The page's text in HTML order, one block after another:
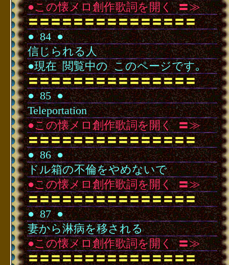
●この懐メロ創作歌詞を開く･〓≫
〓〓〓〓〓〓〓〓〓〓〓〓〓〓〓
●･84･●
信じられる人
●現在･閲覧中の･このページです｡
〓〓〓〓〓〓〓〓〓〓〓〓〓〓〓
●･85･●
Teleportation
●この懐メロ創作歌詞を開く･〓≫
〓〓〓〓〓〓〓〓〓〓〓〓〓〓〓
●･86･●
ドル箱の不倫をやめないで
●この懐メロ創作歌詞を開く･〓≫
〓〓〓〓〓〓〓〓〓〓〓〓〓〓〓
●･87･●
妻から淋病を移される
●この懐メロ創作歌詞を開く･〓≫
〓〓〓〓〓〓〓〓〓〓〓〓〓〓〓